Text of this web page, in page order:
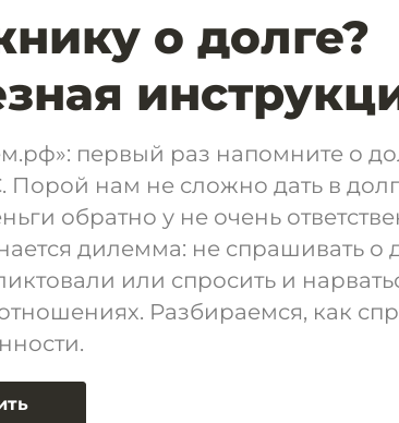
о долге?
первый раз напомните о
Порой нам не сложно дать в
обратно у не очень
дилемма: не спрашивать о
или спросить и
Разбираемся, как